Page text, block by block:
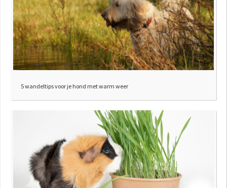
5 wandeltips voor je hond met warm weer